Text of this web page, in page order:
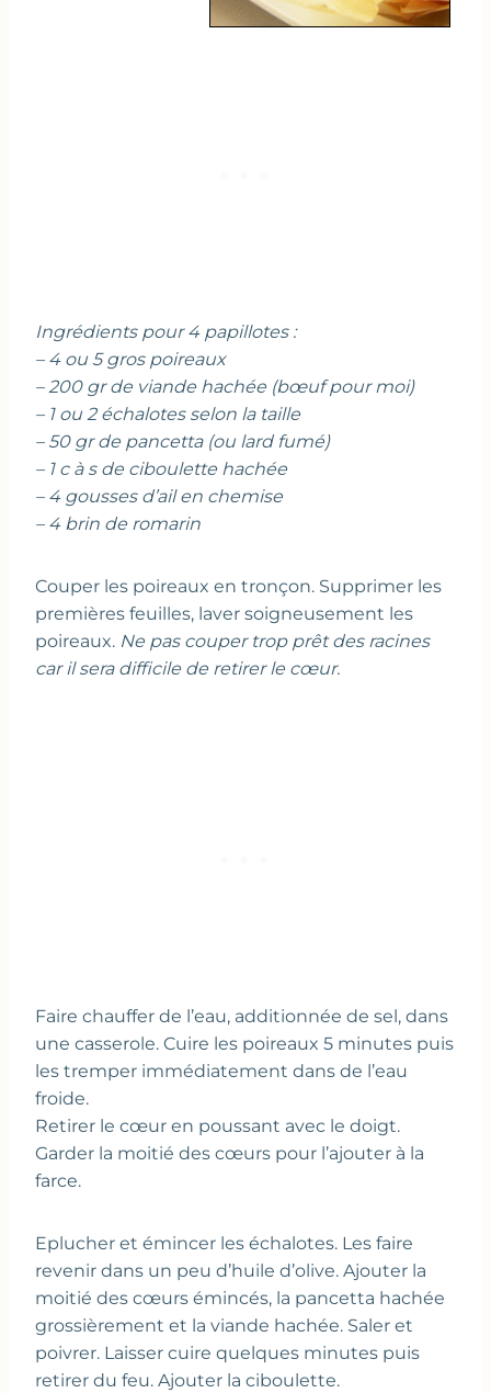
Ingrédients pour 4 papillotes :
– 4 ou 5 gros poireaux
– 200 gr de viande hachée (bœuf pour moi)
– 1 ou 2 échalotes selon la taille
– 50 gr de pancetta (ou lard fumé)
– 1 c à s de ciboulette hachée
– 4 gousses d’ail en chemise
– 4 brin de romarin
Couper les poireaux en tronçon. Supprimer les
premières feuilles, laver soigneusement les
poireaux. Ne pas couper trop prêt des racines
car il sera difficile de retirer le cœur.
Faire chauffer de l’eau, additionnée de sel, dans
une casserole. Cuire les poireaux 5 minutes puis
les tremper immédiatement dans de l’eau
froide.
Retirer le cœur en poussant avec le doigt.
Garder la moitié des cœurs pour l’ajouter à la
farce.
Eplucher et émincer les échalotes. Les faire
revenir dans un peu d’huile d’olive. Ajouter la
moitié des cœurs émincés, la pancetta hachée
grossièrement et la viande hachée. Saler et
poivrer. Laisser cuire quelques minutes puis
retirer du feu. Ajouter la ciboulette.